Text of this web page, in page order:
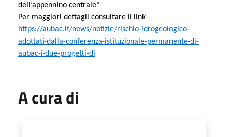
dell’appennino centrale"
Per maggiori dettagli consultare il link
https://aubac.it/news/notizie/rischio-idrogeologico-
adottati-dalla-conferenza-istituzionale-permanente-di-
aubac-i-due-progetti-di
A cura di